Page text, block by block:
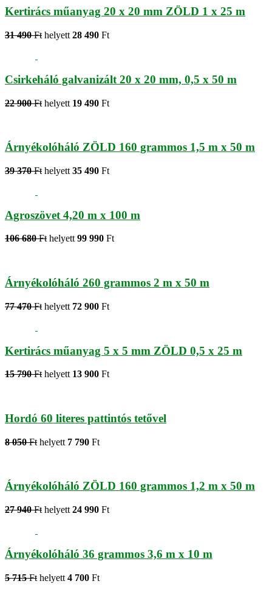
Kertirács műanyag 20 x 20 mm ZÖLD 1 x 25 m
31 490 Ft helyett 28 490 Ft
Csirkeháló galvanizált 20 x 20 mm, 0,5 x 50 m
22 900 Ft helyett 19 490 Ft
Árnyékolóháló ZÖLD 160 grammos 1,5 m x 50 m
39 370 Ft helyett 35 490 Ft
Agroszövet 4,20 m x 100 m
106 680 Ft helyett 99 990 Ft
Árnyékolóháló 260 grammos 2 m x 50 m
77 470 Ft helyett 72 900 Ft
Kertirács műanyag 5 x 5 mm ZÖLD 0,5 x 25 m
15 790 Ft helyett 13 900 Ft
Hordó 60 literes pattintós tetővel
8 050 Ft helyett 7 790 Ft
Árnyékolóháló ZÖLD 160 grammos 1,2 m x 50 m
27 940 Ft helyett 24 990 Ft
Árnyékolóháló 36 grammos 3,6 m x 10 m
5 715 Ft helyett 4 700 Ft